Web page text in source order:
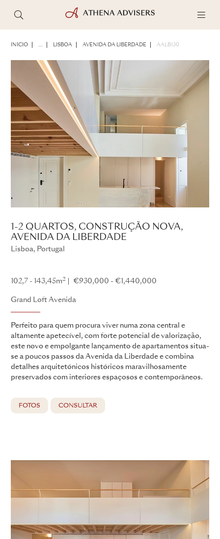
INÍCIO ... LISBOA AVENIDA DA LIBERDADE AALB130
1-2 QUARTOS, CONSTRUÇÃO NOVA,
AVENIDA DA LIBERDADE
Lisboa, Portugal
102,7 - 143,45m2 €930,000 - €1,440,000
Grand Loft Avenida
Perfeito para quem procura viver numa zona central e
altamente apetecível, com forte potencial de valorização,
este novo e empolgante lançamento de apartamentos situa-
se a poucos passos da Avenida da Liberdade e combina
detalhes arquitetónicos históricos maravilhosamente
preservados com interiores espaçosos e contemporâneos.
FOTOS CONSULTAR